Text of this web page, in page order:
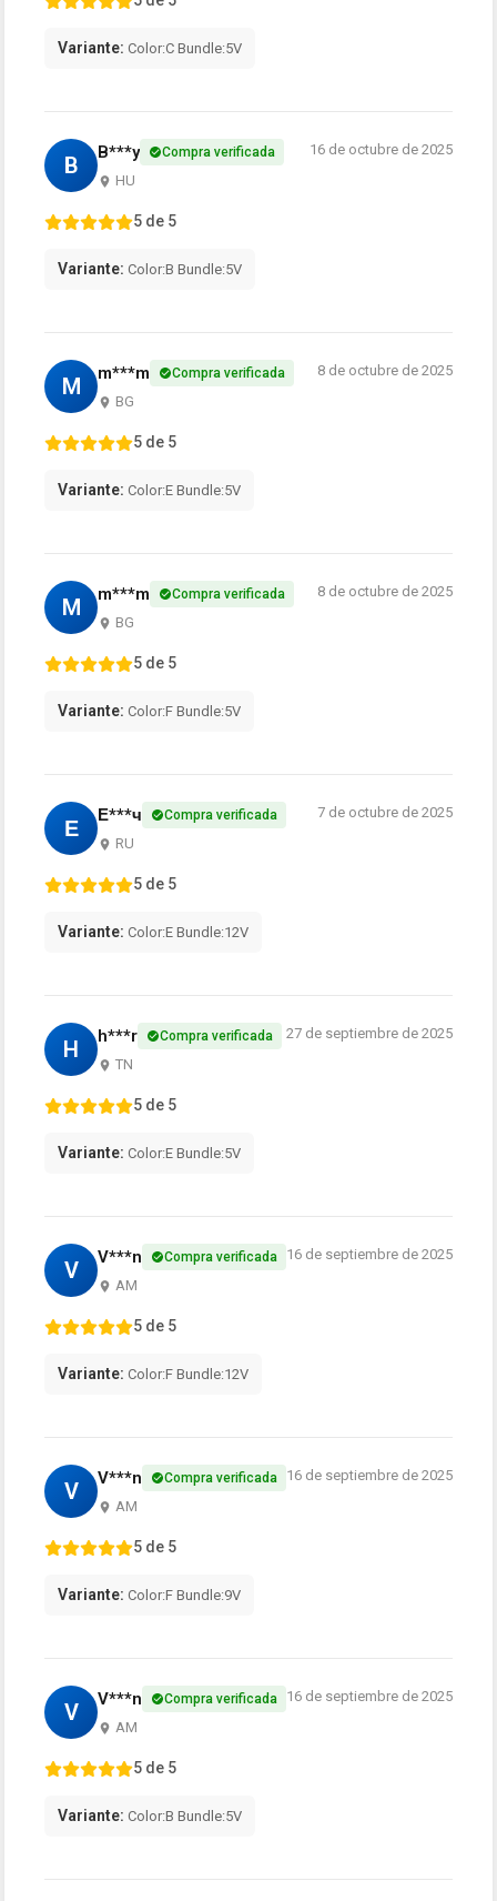
Variante: Color:C Bundle:5V
B B***y Compra verificada
HU
16 de octubre de 2025
5 de 5
Variante: Color:B Bundle:5V
M m***m Compra verificada
BG
8 de octubre de 2025
5 de 5
Variante: Color:E Bundle:5V
M m***m Compra verificada
BG
8 de octubre de 2025
5 de 5
Variante: Color:F Bundle:5V
Е Е***ч Compra verificada
RU
7 de octubre de 2025
5 de 5
Variante: Color:E Bundle:12V
H h***r Compra verificada
TN
27 de septiembre de 2025
5 de 5
Variante: Color:E Bundle:5V
V V***n Compra verificada
AM
16 de septiembre de 2025
5 de 5
Variante: Color:F Bundle:12V
V V***n Compra verificada
AM
16 de septiembre de 2025
5 de 5
Variante: Color:F Bundle:9V
V V***n Compra verificada
AM
16 de septiembre de 2025
5 de 5
Variante: Color:B Bundle:5V